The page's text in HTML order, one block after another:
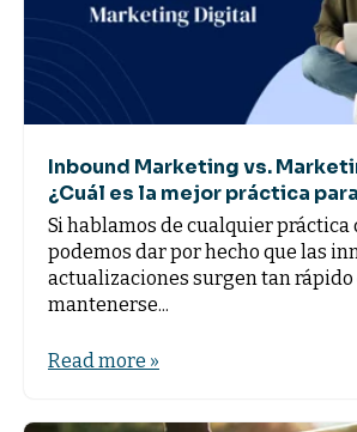
Inbound Marketing vs.
¿Cuál es la mejor práctica
Si hablamos de cualquier práctica
podemos dar por hecho que las
actualizaciones surgen tan rápido
mantenerse...
Read more »